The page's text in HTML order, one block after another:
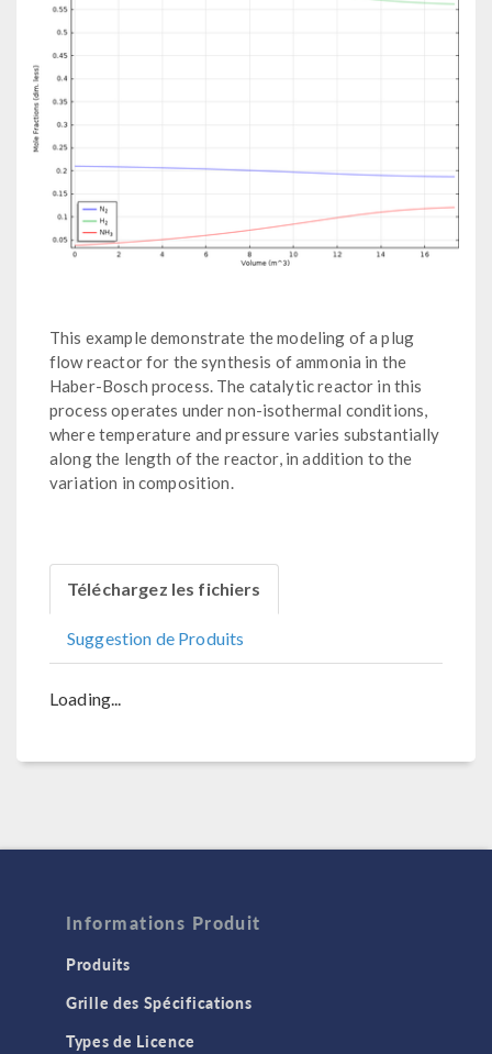
This example demonstrate the modeling of a plug
flow reactor for the synthesis of ammonia in the
Haber-Bosch process. The catalytic reactor in this
process operates under non-isothermal conditions,
where temperature and pressure varies substantially
along the length of the reactor, in addition to the
variation in composition.
Téléchargez les fichiers
Suggestion de Produits
Loading...
Informations Produit
Produits
Grille des Spécifications
Types de Licence